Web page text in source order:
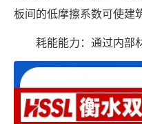
板间的低摩擦系数可使建
耗能能力：通过内部